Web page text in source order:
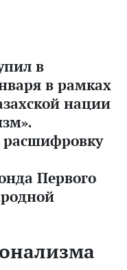
в
в рамках
нации
расшифровку
Первого